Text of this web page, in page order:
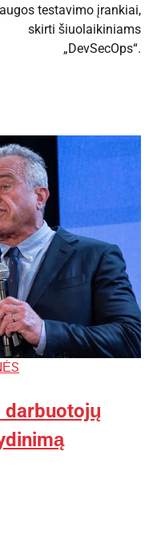
testavimo įrankiai,
skirti šiuolaikiniams
„DevSecOps“.
darbuotojų